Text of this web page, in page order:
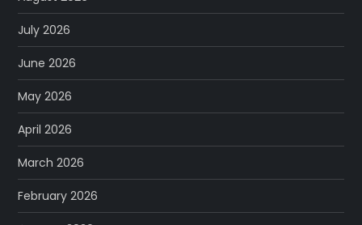
July 2026
June 2026
May 2026
April 2026
March 2026
February 2026